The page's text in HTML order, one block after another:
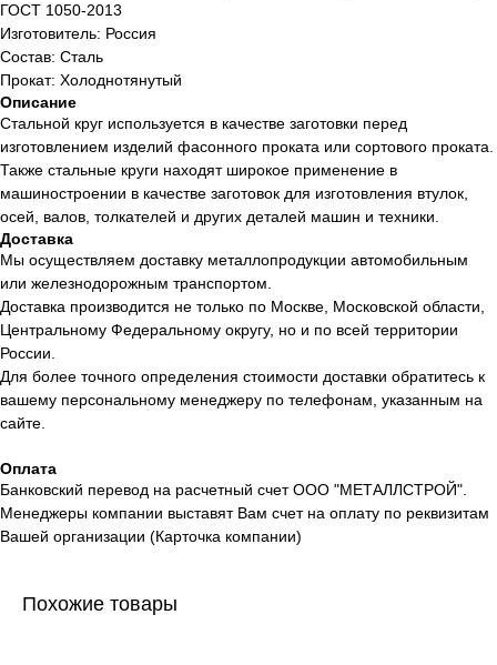
ГОСТ 1050-2013
Изготовитель: Россия
Состав: Сталь
Прокат: Холоднотянутый
Описание
Стальной круг используется в качестве заготовки перед
изготовлением изделий фасонного проката или сортового проката.
Также стальные круги находят широкое применение в
машиностроении в качестве заготовок для изготовления втулок,
осей, валов, толкателей и других деталей машин и техники.
Доставка
Мы осуществляем доставку металлопродукции автомобильным
или железнодорожным транспортом.
Доставка производится не только по Москве, Московской области,
Центральному Федеральному округу, но и по всей территории
России.
Для более точного определения стоимости доставки обратитесь к
вашему персональному менеджеру по телефонам, указанным на
сайте.
Оплата
Банковский перевод на расчетный счет ООО "МЕТАЛЛСТРОЙ".
Менеджеры компании выставят Вам счет на оплату по реквизитам
Вашей организации (Карточка компании)
Похожие товары